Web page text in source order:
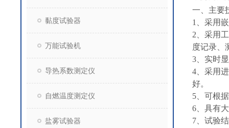
黏度试验器
万能试验机
导热系数测定仪
自燃温度测定仪
盐雾试验器
一、主要
1、采用
2、采用
度记录、
3、实时
4、采用
好。
5、可根
6、具有
7、试验